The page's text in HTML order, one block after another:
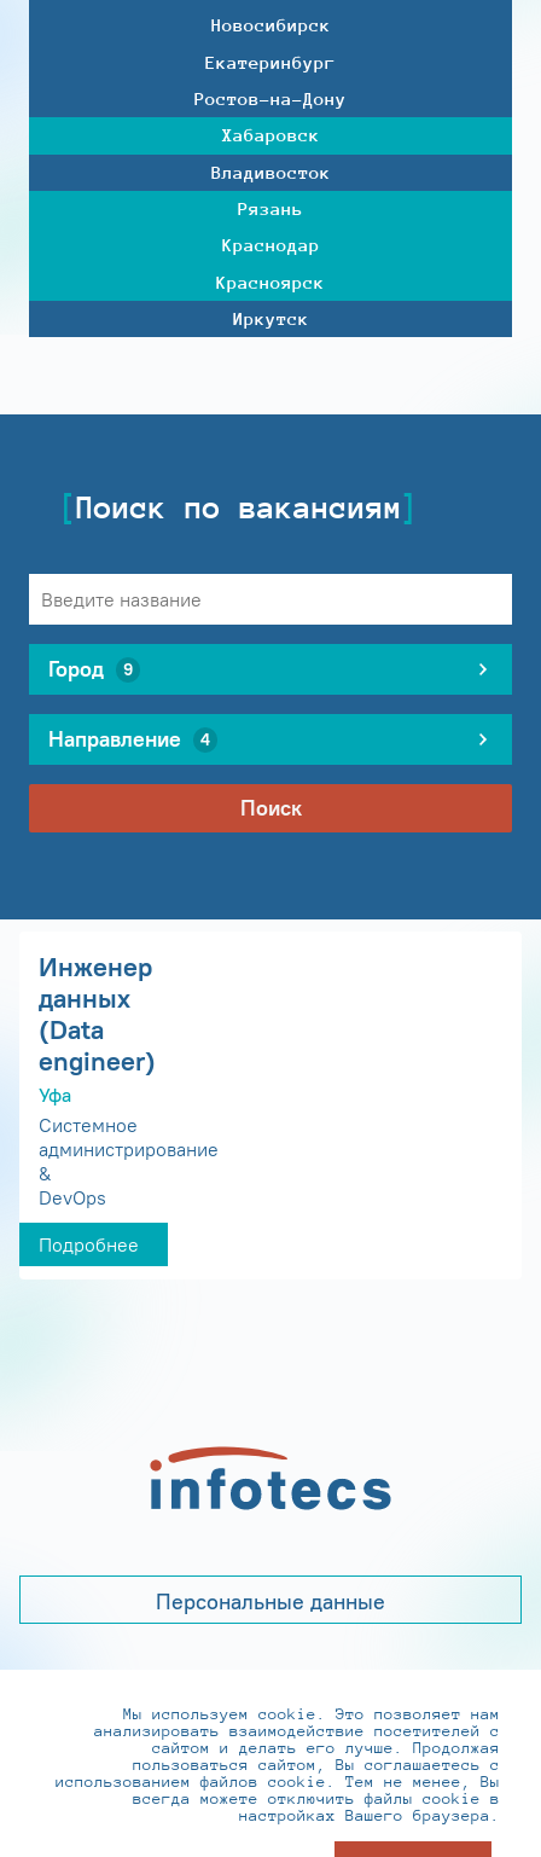
Новосибирск
Екатеринбург
Ростов-на-Дону
Хабаровск
Владивосток
Рязань
Краснодар
Красноярск
Иркутск
Поиск по вакансиям
Город 9
Направление 4
Поиск
Инженер
данных
(Data
engineer)
Уфа
Системное
администрирование
&
DevOps
Подробнее
Персональные данные
+7 (495) 737-6192, 8-800-250-0-260
practice@infotecs.ru,hr@infotecs.ru
127273, г. Москва, Отрадная ул., 2Б строение 1
Мы используем cookie. Это позволяет нам
анализировать взаимодействие посетителей с
сайтом и делать его лучше. Продолжая
пользоваться сайтом, Вы соглашаетесь с
использованием файлов cookie. Тем не менее, Вы
всегда можете отключить файлы cookie в
настройках Вашего браузера.